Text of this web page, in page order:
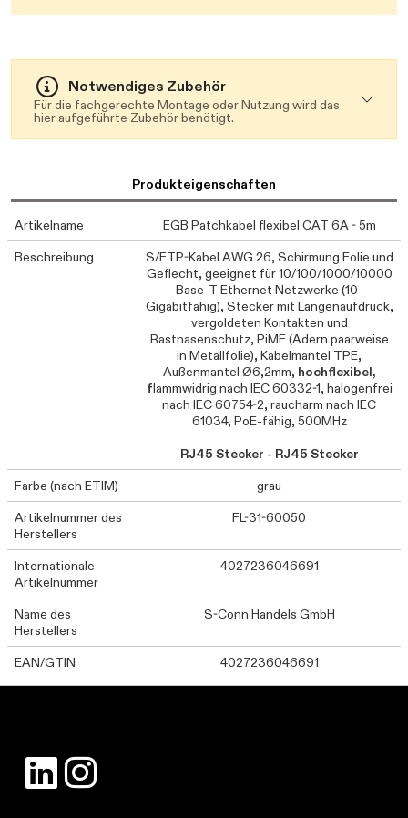
Notwendiges Zubehör
Für die fachgerechte Montage oder Nutzung wird das
hier aufgeführte Zubehör benötigt.
Produkteigenschaften
Artikelname
EGB Patchkabel flexibel CAT 6A - 5m
Beschreibung
S/FTP-Kabel AWG 26, Schirmung Folie und
Geflecht, geeignet für 10/100/1000/10000
Base-T Ethernet Netzwerke (10-
Gigabitfähig), Stecker mit Längenaufdruck,
vergoldeten Kontakten und
Rastnasenschutz, PiMF (Adern paarweise
in Metallfolie), Kabelmantel TPE,
Außenmantel Ø6,2mm, hochflexibel,
flammwidrig nach IEC 60332-1, halogenfrei
nach IEC 60754-2, raucharm nach IEC
61034, PoE-fähig, 500MHz
RJ45 Stecker - RJ45 Stecker
Farbe (nach ETIM)
grau
Artikelnummer des
Herstellers
FL-31-60050
Internationale
Artikelnummer
4027236046691
Name des
Herstellers
S-Conn Handels GmbH
EAN/GTIN 4027236046691